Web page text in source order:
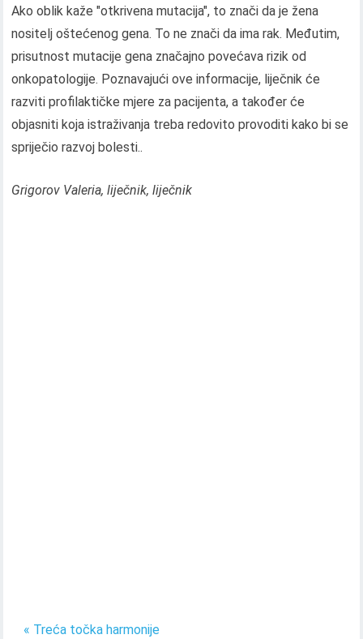
Ako oblik kaže "otkrivena mutacija", to znači da je žena
nositelj oštećenog gena. To ne znači da ima rak. Međutim,
prisutnost mutacije gena značajno povećava rizik od
onkopatologije. Poznavajući ove informacije, liječnik će
razviti profilaktičke mjere za pacijenta, a također će
objasniti koja istraživanja treba redovito provoditi kako bi se
spriječio razvoj bolesti..
Grigorov Valeria, liječnik, liječnik
« Treća točka harmonije